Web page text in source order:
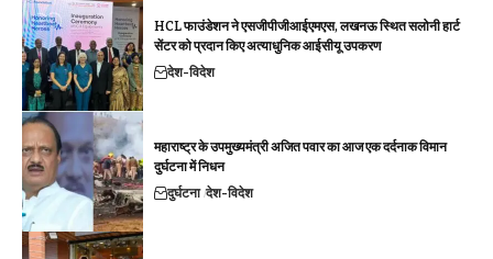
HCL फाउंडेशन ने एसजीपीजीआईएमएस, लखनऊ स्थित सलोनी हार्ट
सेंटर को प्रदान किए अत्याधुनिक आईसीयू उपकरण
देश-विदेश
महाराष्ट्र के उपमुख्यमंत्री अजित पवार का आज एक दर्दनाक विमान
दुर्घटना में निधन
दुर्घटना देश-विदेश